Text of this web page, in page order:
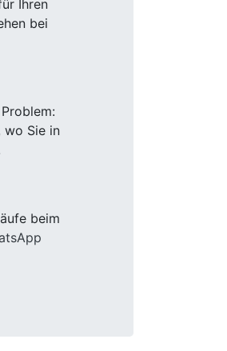
Ihren
bei
wo Sie in
beim